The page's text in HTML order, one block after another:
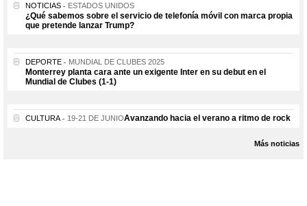
NOTICIAS ESTADOS UNIDOS
¿Qué sabemos sobre el servicio de telefonía móvil con marca propia
que pretende lanzar Trump?
DEPORTE MUNDIAL DE CLUBES 2025
Monterrey planta cara ante un exigente Inter en su debut en el
Mundial de Clubes (1-1)
CULTURA 19-21 DE JUNIOAvanzando hacia el verano a ritmo de rock
Más noticias